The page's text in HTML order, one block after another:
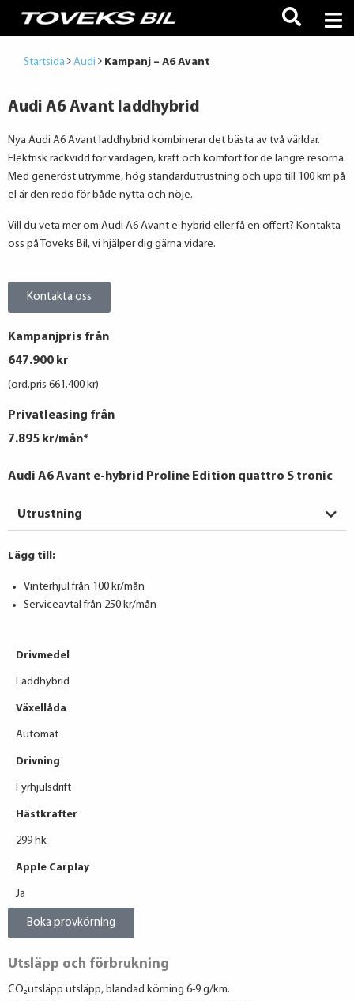
Startsida Audi Kampanj – A6 Avant
Audi A6 Avant laddhybrid
Nya Audi A6 Avant laddhybrid kombinerar det bästa av två världar.
Elektrisk räckvidd för vardagen, kraft och komfort för de längre resorna.
Med generöst utrymme, hög standardutrustning och upp till 100 km på
el är den redo för både nytta och nöje.
Vill du veta mer om Audi A6 Avant e-hybrid eller få en offert? Kontakta
oss på Toveks Bil, vi hjälper dig gärna vidare.
Kontakta oss
Kampanjpris från
647.900 kr
(ord.pris 661.400 kr)
Privatleasing från
7.895 kr/mån*
Audi A6 Avant e-hybrid Proline Edition quattro S tronic
Utrustning
Lägg till:
Vinterhjul från 100 kr/mån
Serviceavtal från 250 kr/mån
Drivmedel
Laddhybrid
Växellåda
Automat
Drivning
Fyrhjulsdrift
Hästkrafter
299 hk
Apple Carplay
Ja
Boka provkörning
Utsläpp och förbrukning
CO₂utsläpp utsläpp, blandad körning 6-9 g/km.